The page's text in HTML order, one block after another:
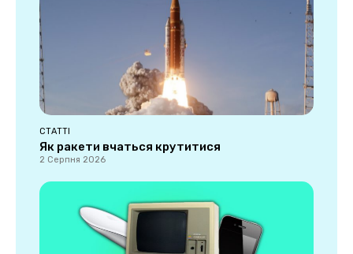
СТАТТІ
Як ракети вчаться крутитися
2 Серпня 2026